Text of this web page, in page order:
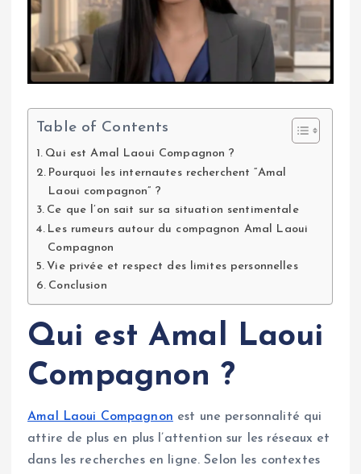
Table of Contents
Qui est Amal Laoui Compagnon ?
Pourquoi les internautes recherchent “Amal
Laoui compagnon” ?
Ce que l’on sait sur sa situation sentimentale
Les rumeurs autour du compagnon Amal Laoui
Compagnon
Vie privée et respect des limites personnelles
Conclusion
Qui est Amal Laoui
Compagnon ?
Amal Laoui Compagnon est une personnalité qui
attire de plus en plus l’attention sur les réseaux et
dans les recherches en ligne. Selon les contextes